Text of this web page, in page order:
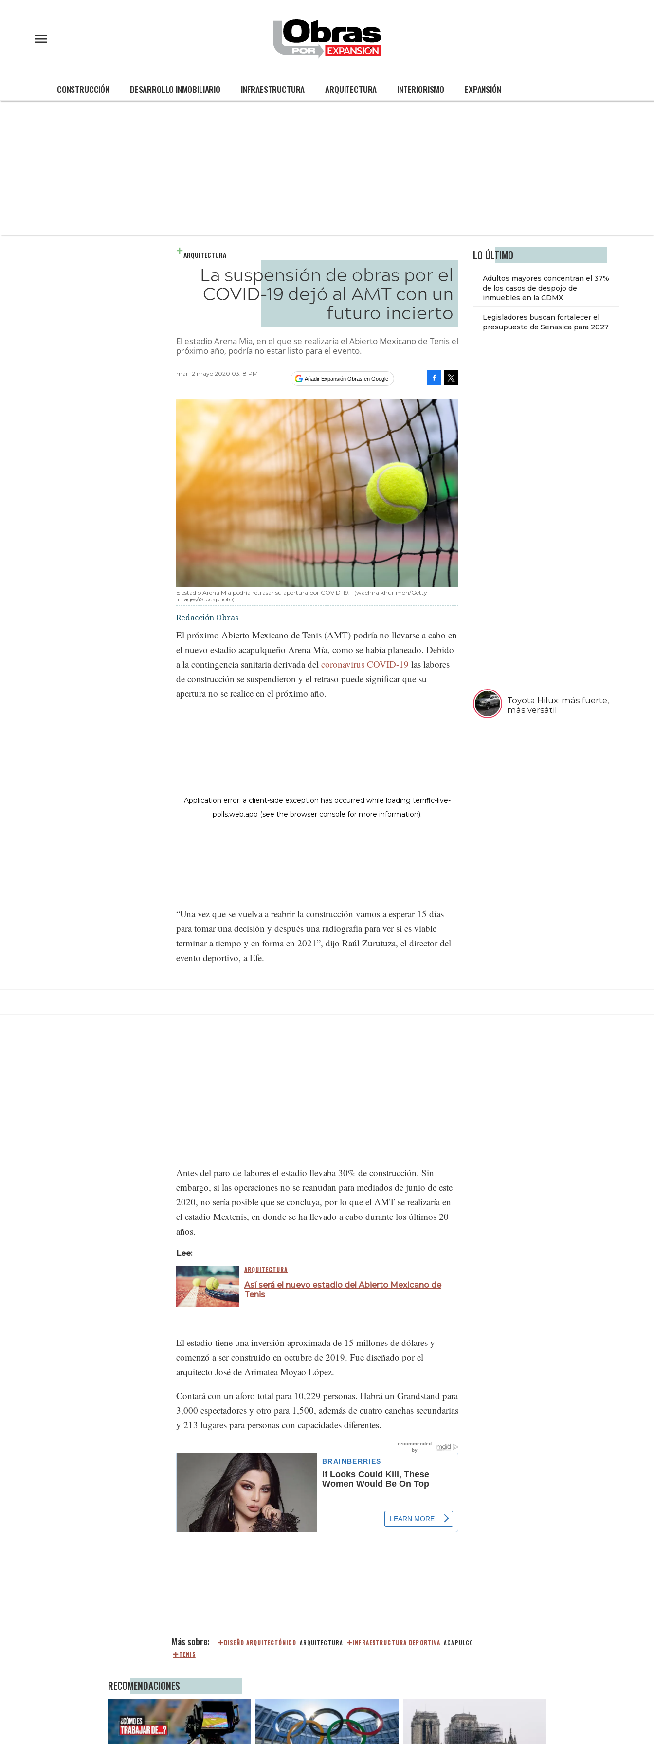
CONSTRUCCIÓN DESARROLLO INMOBILIARIO INFRAESTRUCTURA ARQUITECTURA INTERIORISMO EXPANSIÓN
LO ÚLTIMO
Adultos mayores concentran el 37%
de los casos de despojo de
inmuebles en la CDMX
Legisladores buscan fortalecer el
presupuesto de Senasica para 2027
Toyota Hilux: más fuerte,
más versátil
ARQUITECTURA
La suspensión de obras por el
COVID-19 dejó al AMT con un
futuro incierto
El estadio Arena Mía, en el que se realizaría el Abierto Mexicano de Tenis el
próximo año, podría no estar listo para el evento.
mar 12 mayo 2020 03:18 PM
Añadir Expansión Obras en Google
Elestadio Arena Mía podría retrasar su apertura por COVID-19.
(wachira khurimon/Getty
Images/iStockphoto)
Redacción Obras
El próximo Abierto Mexicano de Tenis (AMT) podría no llevarse a cabo en
el nuevo estadio acapulqueño Arena Mía, como se había planeado. Debido
a la contingencia sanitaria derivada del coronavirus COVID-19 las labores
de construcción se suspendieron y el retraso puede significar que su
apertura no se realice en el próximo año.
“Una vez que se vuelva a reabrir la construcción vamos a esperar 15 días
para tomar una decisión y después una radiografía para ver si es viable
terminar a tiempo y en forma en 2021”, dijo Raúl Zurutuza, el director del
evento deportivo, a Efe.
Antes del paro de labores el estadio llevaba 30% de construcción. Sin
embargo, si las operaciones no se reanudan para mediados de junio de este
2020, no sería posible que se concluya, por lo que el AMT se realizaría en
el estadio Mextenis, en donde se ha llevado a cabo durante los últimos 20
años.
Lee:
ARQUITECTURA
Así será el nuevo estadio del Abierto Mexicano de
Tenis
El estadio tiene una inversión aproximada de 15 millones de dólares y
comenzó a ser construido en octubre de 2019. Fue diseñado por el
arquitecto José de Arimatea Moyao López.
Contará con un aforo total para 10,229 personas. Habrá un Grandstand para
3,000 espectadores y otro para 1,500, además de cuatro canchas secundarias
y 213 lugares para personas con capacidades diferentes.
DISEÑO ARQUITECTÓNICO ARQUITECTURA INFRAESTRUCTURA DEPORTIVA ACAPULCO
TENIS
RECOMENDACIONES